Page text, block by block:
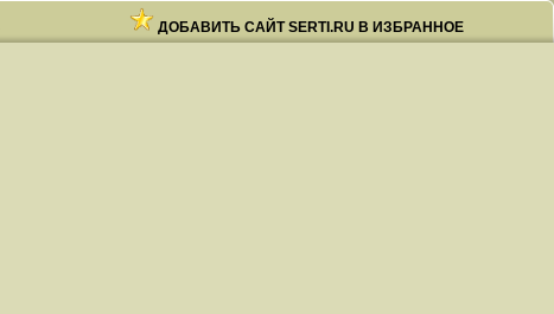
ДОБАВИТЬ САЙТ SERTI.RU В ИЗБРАННОЕ